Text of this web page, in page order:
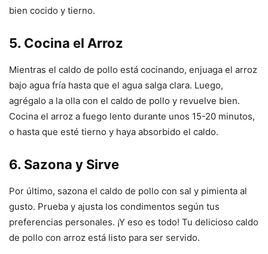
bien cocido y tierno.
5. Cocina el Arroz
Mientras el caldo de pollo está cocinando, enjuaga el arroz
bajo agua fría hasta que el agua salga clara. Luego,
agrégalo a la olla con el caldo de pollo y revuelve bien.
Cocina el arroz a fuego lento durante unos 15-20 minutos,
o hasta que esté tierno y haya absorbido el caldo.
6. Sazona y Sirve
Por último, sazona el caldo de pollo con sal y pimienta al
gusto. Prueba y ajusta los condimentos según tus
preferencias personales. ¡Y eso es todo! Tu delicioso caldo
de pollo con arroz está listo para ser servido.